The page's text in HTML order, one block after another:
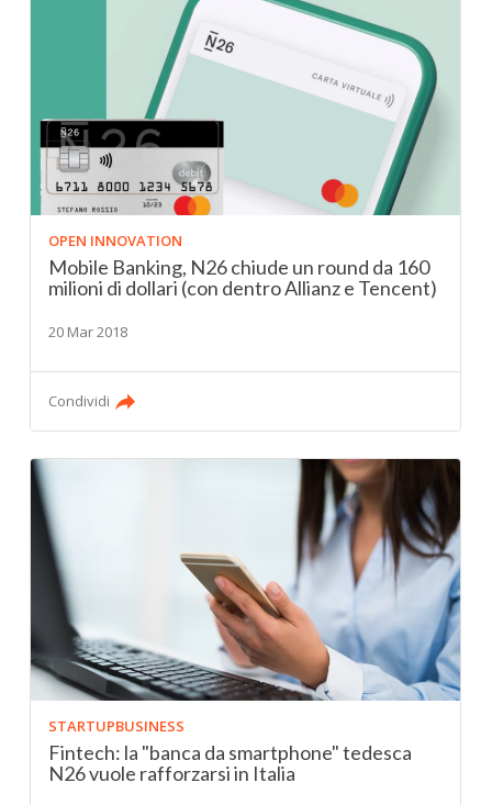
OPEN INNOVATION
Mobile Banking, N26 chiude un round da 160
milioni di dollari (con dentro Allianz e Tencent)
20 Mar 2018
Condividi
STARTUPBUSINESS
Fintech: la "banca da smartphone" tedesca
N26 vuole rafforzarsi in Italia